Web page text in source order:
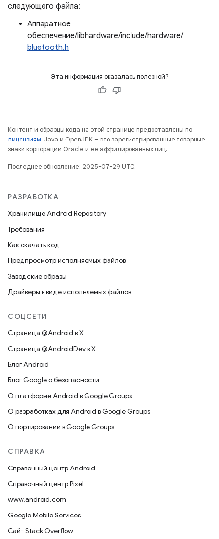
следующего файла:
Аппаратное
обеспечение/libhardware/include/hardware/
bluetooth.h
Эта информация оказалась полезной?
Контент и образцы кода на этой странице предоставлены по
лицензиям. Java и OpenJDK – это зарегистрированные товарные
знаки корпорации Oracle и ее аффилированных лиц.
Последнее обновление: 2025-07-29 UTC.
РАЗРАБОТКА
Хранилище Android Repository
Требования
Как скачать код
Предпросмотр исполняемых файлов
Заводские образы
Драйверы в виде исполняемых файлов
СОЦСЕТИ
Страница @Android в X
Страница @AndroidDev в X
Блог Android
Блог Google о безопасности
О платформе Android в Google Groups
О разработках для Android в Google Groups
О портировании в Google Groups
СПРАВКА
Справочный центр Android
Справочный центр Pixel
www.android.com
Google Mobile Services
Сайт Stack Overflow